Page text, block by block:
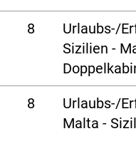
8
Urlaubs-/
Sizilien -
8
Urlaubs-/
Malta -